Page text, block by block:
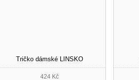
Tričko dámské LINSKO
424 Kč